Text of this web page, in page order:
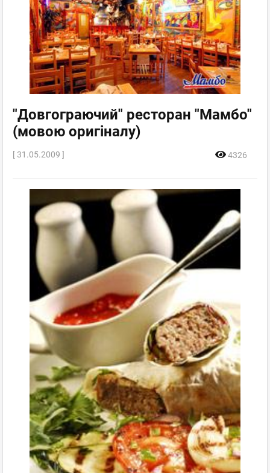
"Довгограючий" ресторан "Мамбо"
(мовою оригіналу)
[ 31.05.2009 ] 4326